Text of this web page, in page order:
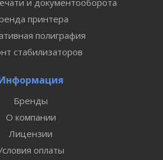
и документооборота
принтера
полиграфия
стабилизаторов
Бренды
О компании
Лицензии
оплаты